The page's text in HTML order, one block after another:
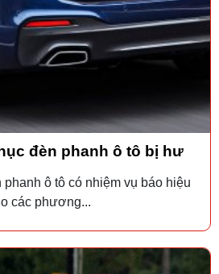
đèn phanh ô tô bị hư
ô tô có nhiệm vụ báo hiệu
các phương...